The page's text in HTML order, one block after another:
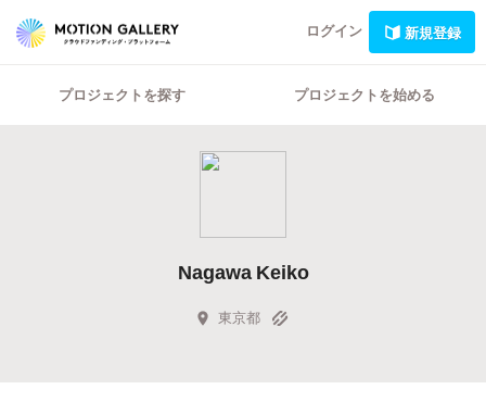
ログイン 新規登録
プロジェクトを探す プロジェクトを始める
Nagawa Keiko
東京都